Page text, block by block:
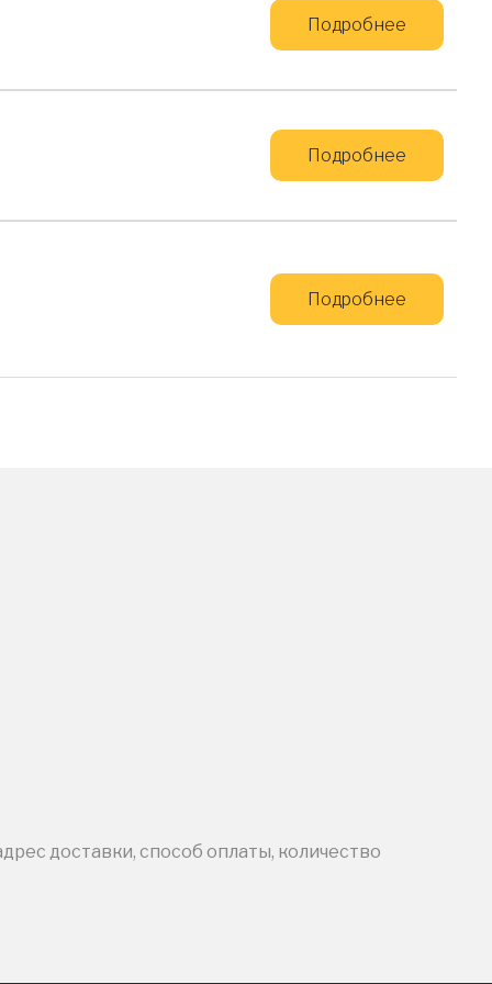
Подробнее
Подробнее
Подробнее
доставки, способ оплаты, количество